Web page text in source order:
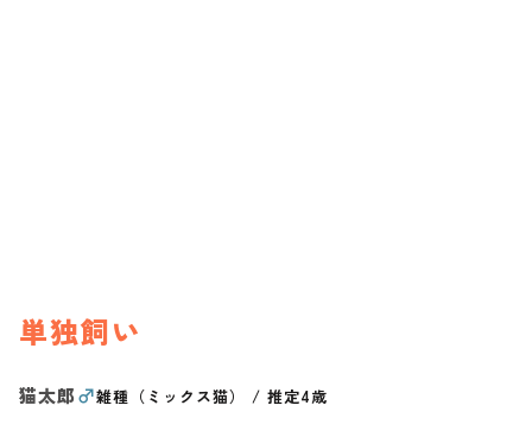
単独飼い
猫太郎♂雑種（ミックス猫） /推定4歳